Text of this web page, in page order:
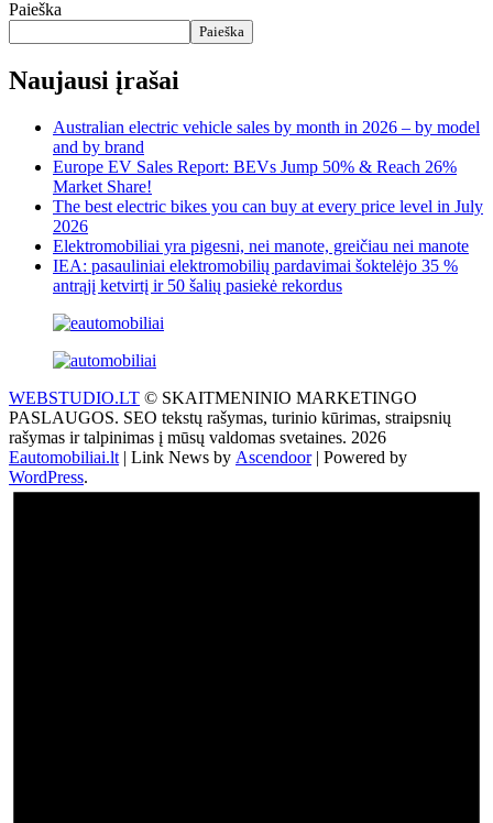
Paieška
Paieška
Naujausi įrašai
Australian electric vehicle sales by month in 2026 – by model
and by brand
Europe EV Sales Report: BEVs Jump 50% & Reach 26%
Market Share!
The best electric bikes you can buy at every price level in July
2026
Elektromobiliai yra pigesni, nei manote, greičiau nei manote
IEA: pasauliniai elektromobilių pardavimai šoktelėjo 35 %
antrąjį ketvirtį ir 50 šalių pasiekė rekordus
WEBSTUDIO.LT © SKAITMENINIO MARKETINGO
PASLAUGOS. SEO tekstų rašymas, turinio kūrimas, straipsnių
rašymas ir talpinimas į mūsų valdomas svetaines. 2026
Eautomobiliai.lt | Link News by Ascendoor| Powered by
WordPress.